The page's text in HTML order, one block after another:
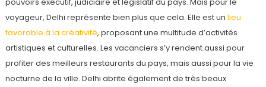
voyageur, Delhi représente bien plus que cela. Elle est un lieu
favorable à la créativité, proposant une multitude d’activités
artistiques et culturelles. Les vacanciers s’y rendent aussi pour
profiter des meilleurs restaurants du pays, mais aussi pour la vie
nocturne de la ville. Delhi abrite également de très beaux